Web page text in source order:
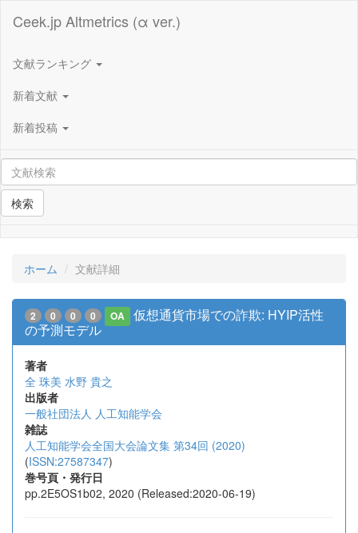
Ceek.jp Altmetrics (α ver.)
文献ランキング
新着文献
新着投稿
検索
ホーム 文献詳細
2 0 0 0 OA
仮想通貨市場での詐欺: HYIP活性
の予測モデル
著者
全 珠美 水野 貴之
出版者
一般社団法人 人工知能学会
雑誌
人工知能学会全国大会論文集 第34回 (2020)
(ISSN:27587347)
巻号頁・発行日
pp.2E5OS1b02, 2020 (Released:2020-06-19)